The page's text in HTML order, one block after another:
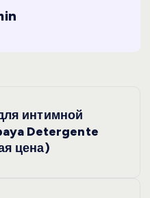
интимной
Detergente
цена)